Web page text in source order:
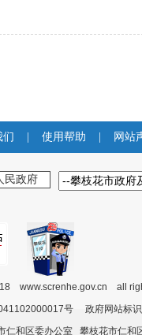
们 使用帮助 网站
民政府
www.screnhe.gov.cn all
号 政府网站
仁和区委办公室 攀枝花市仁